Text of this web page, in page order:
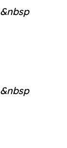
&nbsp
&nbsp